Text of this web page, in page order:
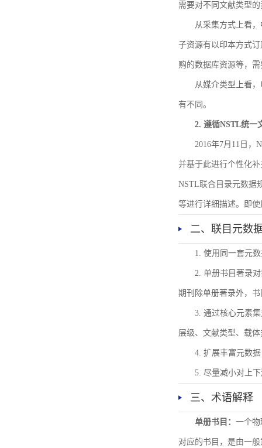
需要对不同文献类型
从采集方式上看
子资源有以印本方式
购的数据库资源等，
从媒介类型上看
有不同。
2. 遵循NSTL统一
2016年7月11日，
并基于此进行个性化
NSTL联合目录元数据
等进行详细描述。即
二、联目元数
1. 使用同一套元
2. 单册书目著录
期刊除单册著录外，
3. 通过核心元素
层级、文献类型、载
4. 扩展丰富元数
5. 尽量减小对上
三、术语解释
单册书目： 一个
对应的书目，是由一